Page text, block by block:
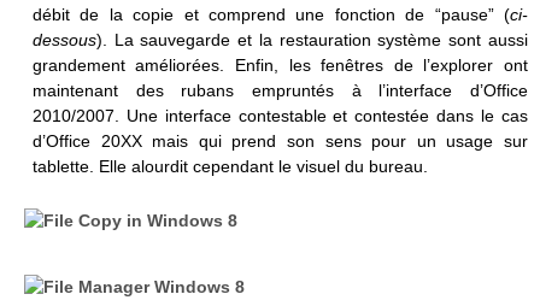
débit de la copie et comprend une fonction de “pause” (ci-
dessous). La sauvegarde et la restauration système sont aussi
grandement améliorées. Enfin, les fenêtres de l’explorer ont
maintenant des rubans empruntés à l’interface d’Office
2010/2007. Une interface contestable et contestée dans le cas
d’Office 20XX mais qui prend son sens pour un usage sur
tablette. Elle alourdit cependant le visuel du bureau.